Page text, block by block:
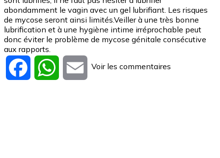
abondamment le vagin avec un gel lubrifiant. Les risques
de mycose seront ainsi limités.Veiller à une très bonne
lubrification et à une hygiène intime irréprochable peut
donc éviter le problème de mycose génitale consécutive
aux rapports.
Facebook WhatsApp
Email
Voir les commentaires